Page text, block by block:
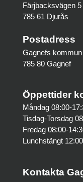
Färjbacksvägen 5
785 61 Djurås
Postadress
Gagnefs kommun
785 80 Gagnef
Öppettider
Måndag 08:00-
Tisdag-Torsdag
Fredag 08:00-
Lunchstängt
Kontakta